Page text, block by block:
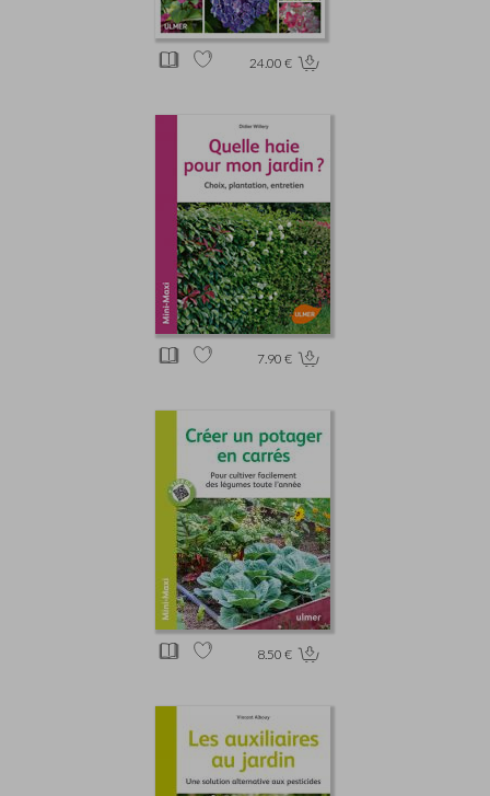
24.00 €
7.90 €
8.50 €